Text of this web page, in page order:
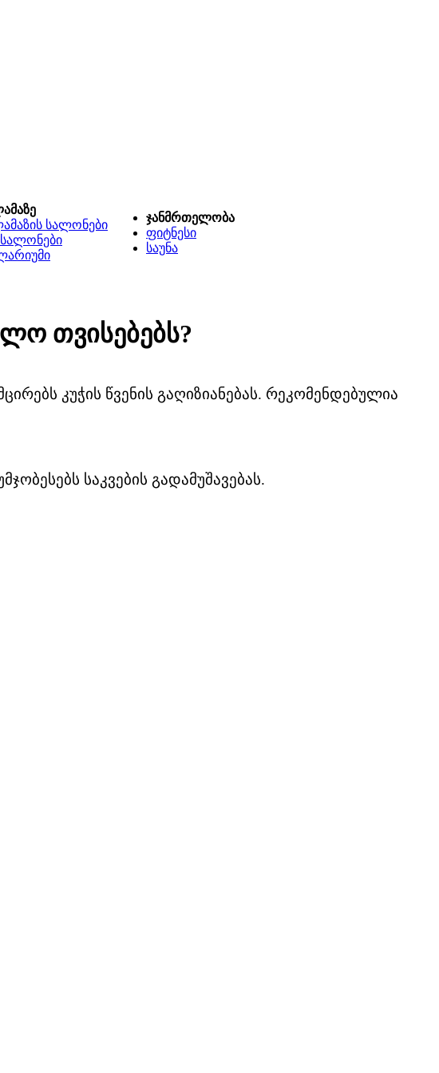
სალონები
სალონები
ჯანმრთელობა
ფიტნესი
საუნა
თვისებებს?
კუჭის წვენის გაღიზიანებას. რეკომენდებულია
საკვების გადამუშავებას.